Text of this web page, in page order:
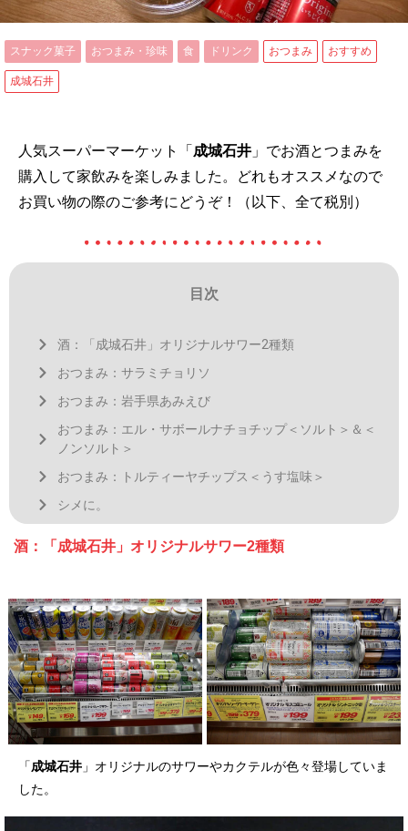
スナック菓子 おつまみ・珍味 食 ドリンク おつまみ おすすめ
成城石井
人気スーパーマーケット「 成城石井 」でお酒とつまみを
購入して家飲みを楽しみました。どれもオススメなので
お買い物の際のご参考にどうぞ！（以下、全て税別）
目次
酒：「成城石井」オリジナルサワー2種類
おつまみ：サラミチョリソ
おつまみ：岩手県あみえび
おつまみ：エル・サボールナチョチップ＜ソルト＞＆＜
ノンソルト＞
おつまみ：トルティーヤチップス＜うす塩味＞
シメに。
酒：「成城石井」オリジナルサワー2種類
「成城石井 」オリジナルのサワーやカクテルが色々登場していま
した。